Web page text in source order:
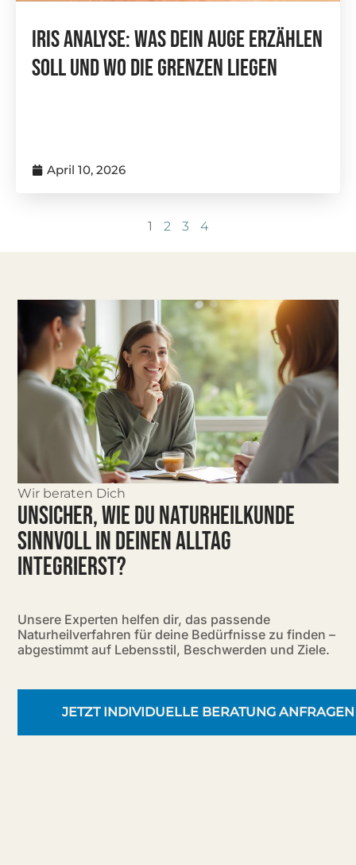
Iris Analyse: Was Dein Auge Erzählen
Soll Und Wo Die Grenzen Liegen
April 10, 2026
1 2 3 4
Wir beraten Dich
UNSICHER, WIE DU NATURHEILKUNDE
SINNVOLL IN DEINEN ALLTAG
INTEGRIERST?
Unsere Experten helfen dir, das passende
Naturheilverfahren für deine Bedürfnisse zu finden –
abgestimmt auf Lebensstil, Beschwerden und Ziele.
JETZT INDIVIDUELLE BERATUNG ANFRAGEN